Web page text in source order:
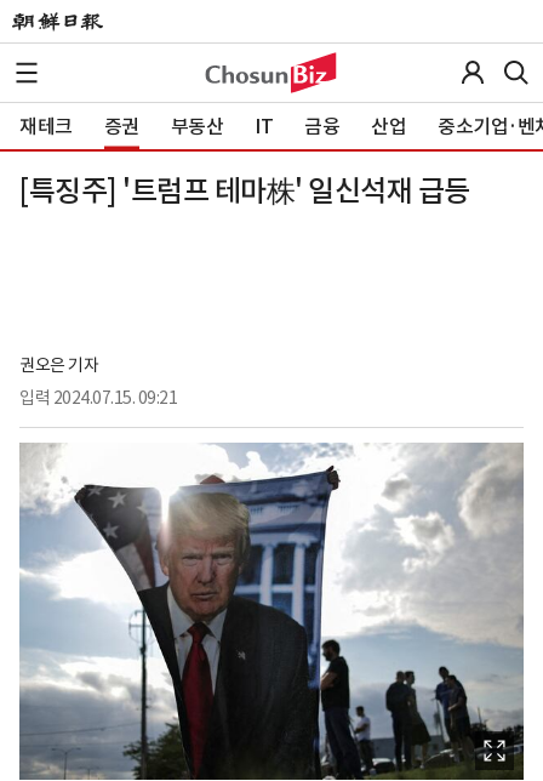
재테크 증권 부동산 IT 금융 산업 중소기업·벤
[특징주] '트럼프 테마株' 일신석재 급등
권오은 기자
입력 2024.07.15. 09:21